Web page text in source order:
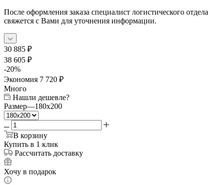
После оформления заказа специалист логистического отдела
свяжется с Вами для уточнения информации.
30 885 ₽
38 605 ₽
-20%
Экономия 7 720 ₽
Много
Нашли дешевле?
Размер—180x200
В корзину
Купить в 1 клик
Рассчитать доставку
Хочу в подарок